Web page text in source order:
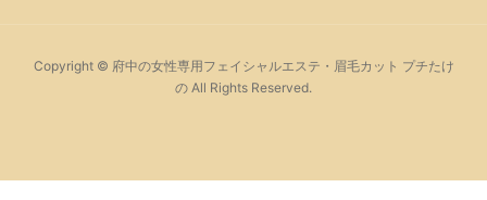
Copyright © 府中の女性専用フェイシャルエステ・眉毛カット プチたけ
の All Rights Reserved.